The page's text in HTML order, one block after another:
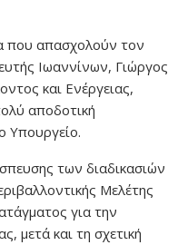
που απασχολούν τον
Ιωαννίνων, Γιώργος
και Ενέργειας,
αποδοτική
Υπουργείο.
των διαδικασιών
Μελέτης
για την
μετά και τη σχετική